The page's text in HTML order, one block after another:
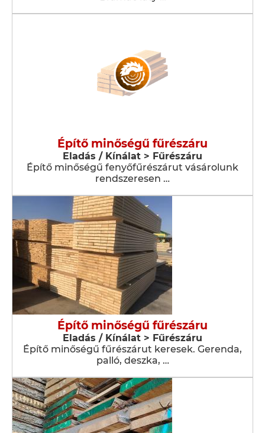
Építő minőségű fűrészáru
Eladás / Kínálat > Fűrészáru
Építő minőségű fenyőfűrészárut vásárolunk
rendszeresen …
Építő minőségű fűrészáru
Eladás / Kínálat > Fűrészáru
Építő minőségű fűrészárut keresek. Gerenda,
palló, deszka, …